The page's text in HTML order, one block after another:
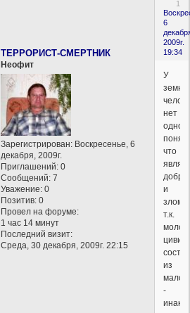
1
6
2009г.
19:34
ТЕРРОРИСТ-СМЕРТНИК
Неофит
Зарегистрирован: Воскресенье, 6
декабря, 2009г.
Приглашений: 0
Сообщений: 7
Уважение: 0
Позитив: 0
Провел на форуме:
1 час 14 минут
Последний визит:
Среда, 30 декабря, 2009г. 22:15
У
нет
что
и
злом,
т.к.
из
-